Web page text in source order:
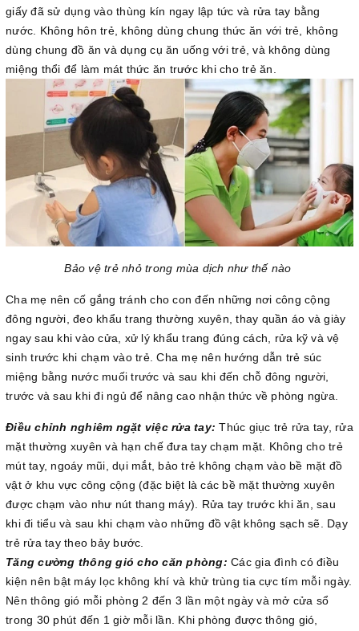
giấy đã sử dụng vào thùng kín ngay lập tức và rửa tay bằng
nước. Không hôn trẻ, không dùng chung thức ăn với trẻ, không
dùng chung đồ ăn và dụng cụ ăn uống với trẻ, và không dùng
miệng thổi để làm mát thức ăn trước khi cho trẻ ăn.
Bảo vệ trẻ nhỏ trong mùa dịch như thế nào
Cha mẹ nên cố gắng tránh cho con đến những nơi công cộng
đông người, đeo khẩu trang thường xuyên, thay quần áo và giày
ngay sau khi vào cửa, xử lý khẩu trang đúng cách, rửa kỹ và vệ
sinh trước khi chạm vào trẻ. Cha mẹ nên hướng dẫn trẻ súc
miệng bằng nước muối trước và sau khi đến chỗ đông người,
trước và sau khi đi ngủ để nâng cao nhận thức về phòng ngừa.
Điều chỉnh nghiêm ngặt việc rửa tay: Thúc giục trẻ rửa tay, rửa
mặt thường xuyên và hạn chế đưa tay chạm mặt. Không cho trẻ
mút tay, ngoáy mũi, dụi mắt, bảo trẻ không chạm vào bề mặt đồ
vật ở khu vực công cộng (đặc biệt là các bề mặt thường xuyên
được chạm vào như nút thang máy). Rửa tay trước khi ăn, sau
khi đi tiểu và sau khi chạm vào những đồ vật không sạch sẽ. Dạy
trẻ rửa tay theo bảy bước.
Tăng cường thông gió cho căn phòng: Các gia đình có điều
kiện nên bật máy lọc không khí và khử trùng tia cực tím mỗi ngày.
Nên thông gió mỗi phòng 2 đến 3 lần một ngày và mở cửa sổ
trong 30 phút đến 1 giờ mỗi lần. Khi phòng được thông gió,